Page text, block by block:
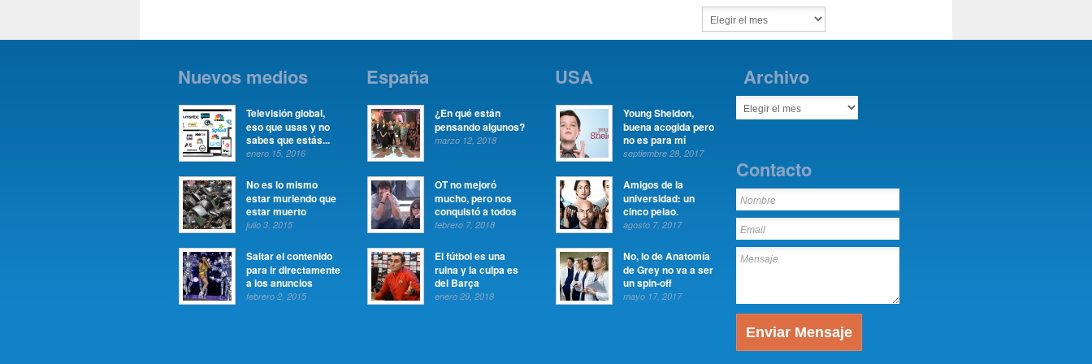
Nuevos medios
Televisión global,
eso que usas y no
sabes que estás...
enero 15, 2016
No es lo mismo
estar muriendo que
estar muerto
julio 3, 2015
Saltar el contenido
para ir directamente
a los anuncios
febrero 2, 2015
España
¿En qué están
pensando algunos?
marzo 12, 2018
OT no mejoró
mucho, pero nos
conquistó a todos
febrero 7, 2018
El fútbol es una
ruina y la culpa es
del Barça
enero 29, 2018
USA
Young Sheldon,
buena acogida pero
no es para mí
septiembre 28, 2017
Amigos de la
universidad: un
cinco pelao.
agosto 7, 2017
No, lo de Anatomía
de Grey no va a ser
un spin-off
mayo 17, 2017
Archivo
Contacto